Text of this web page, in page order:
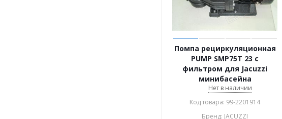
Помпа рециркуляционная
PUMP SMP75T 23 с
фильтром для Jacuzzi
минибасейна
Нет в наличии
Код товара: 99-2201914
Бренд: JACUZZI